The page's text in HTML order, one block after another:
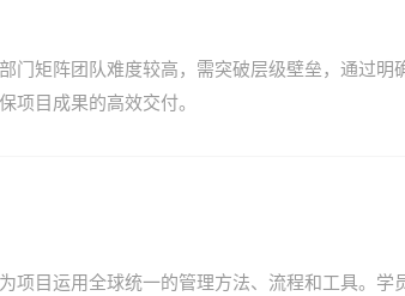
门矩阵团队难度较高，需突破层级壁垒，通过明
项目成果的高效交付。
项目运用全球统一的管理方法、流程和工具。学